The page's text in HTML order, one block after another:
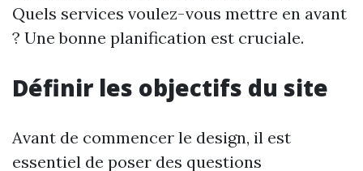
Quels services voulez-vous mettre en avant
? Une bonne planification est cruciale.
Définir les objectifs du site
Avant de commencer le design, il est
essentiel de poser des questions